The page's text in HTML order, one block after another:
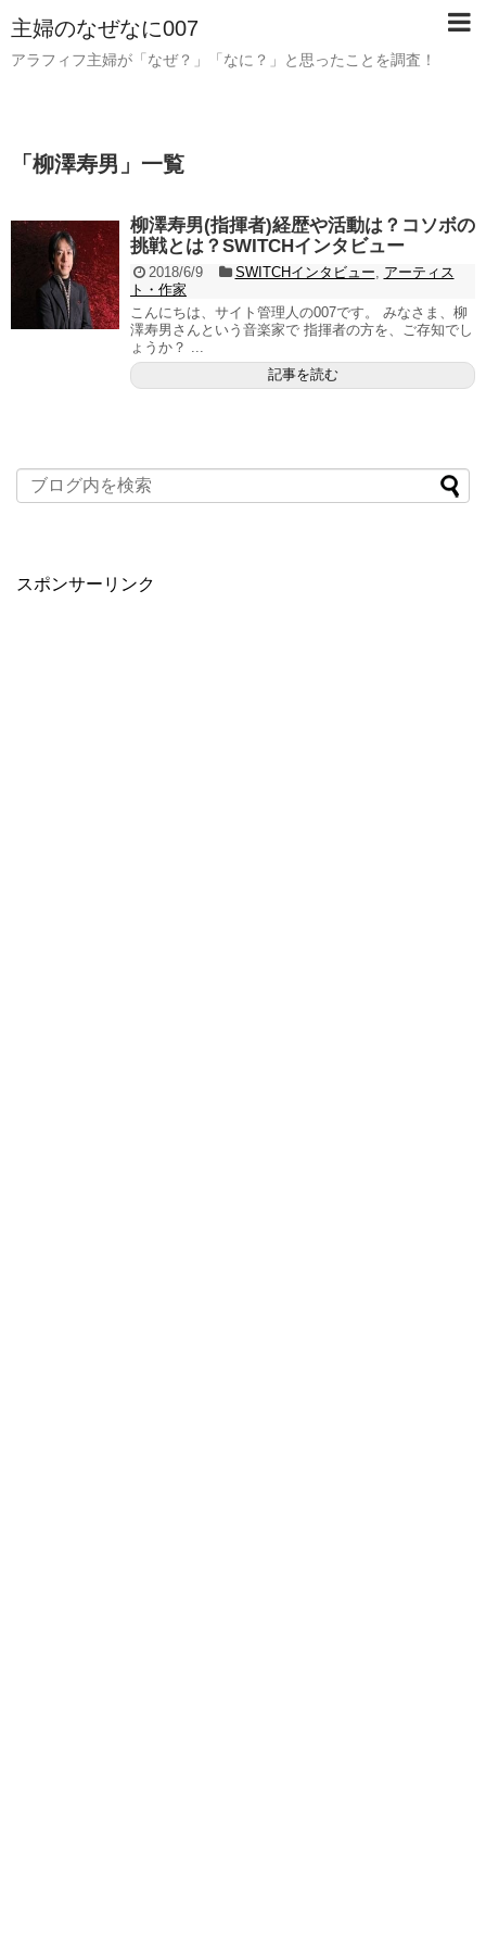
主婦のなぜなに007
アラフィフ主婦が「なぜ？」「なに？」と思ったことを調査！
「 柳澤寿男 」 一覧
柳澤寿男(指揮者)経歴や活動は？コソボの
挑戦とは？SWITCHインタビュー
2018/6/9 SWITCHインタビュー
アーティス
ト・作家
こんにちは、サイト管理人の007です。 みなさま、柳
澤寿男さんという音楽家で 指揮者の方を、ご存知でし
ょうか？ ...
記事を読む
スポンサーリンク